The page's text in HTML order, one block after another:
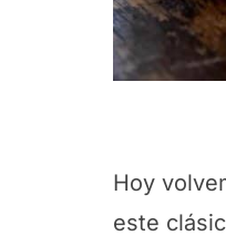
Hoy
este